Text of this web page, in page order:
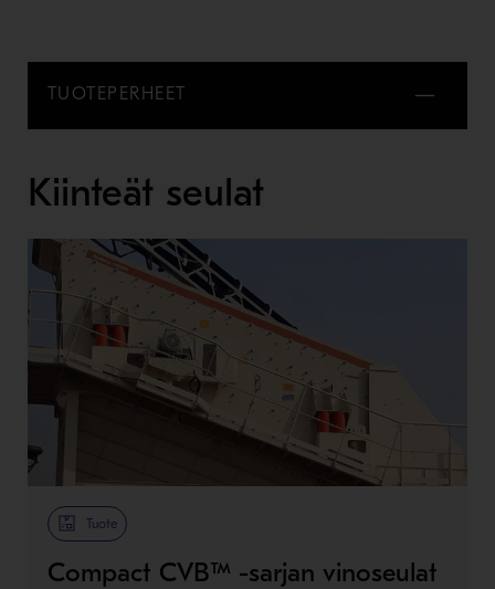
TUOTEPERHEET
Kiinteät seulat
Tuote
Compact CVB™ -sarjan vinoseulat